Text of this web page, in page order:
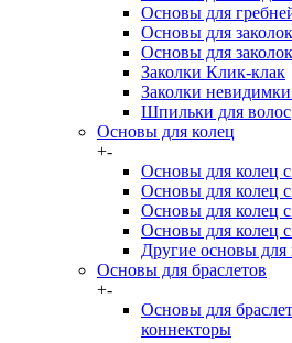
Основы для
Основы для
Основы для
Заколки Клик-клак
Заколки
Шпильки для волос
Основы для колец
+-
Основы для колец
Основы для колец
Основы для колец
Основы для колец
Другие основы для
Основы для браслетов
+-
Основы для
коннекторы